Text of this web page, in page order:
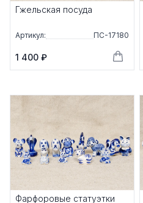
Гжельская посуда
Артикул: ПС-17180
1 400 ₽
Фарфоровые статуэтки